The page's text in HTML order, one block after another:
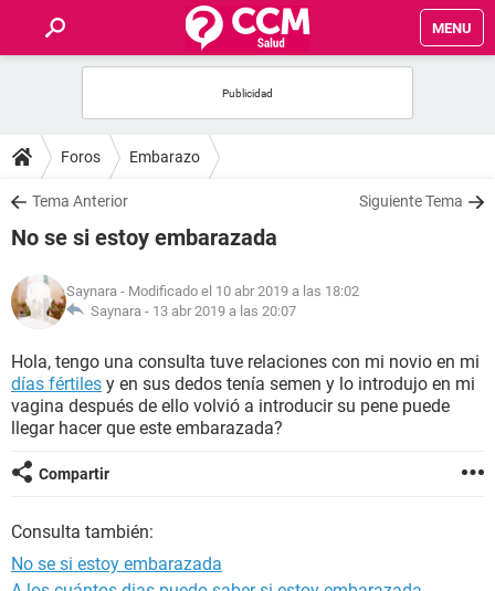
MENU
FOROS
SALUD
NUTRICIÓN
BIENESTAR
SEXUALIDAD
GLOSARIO
Foros Embarazo
Tema Anterior Siguiente Tema
No se si estoy embarazada
Saynara - Modificado el 10 abr 2019 a las 18:02
Saynara - 13 abr 2019 a las 20:07
Hola, tengo una consulta tuve relaciones con mi novio en mi
días fértiles y en sus dedos tenía semen y lo introdujo en mi
vagina después de ello volvió a introducir su pene puede
llegar hacer que este embarazada?
Compartir
Consulta también:
No se si estoy embarazada